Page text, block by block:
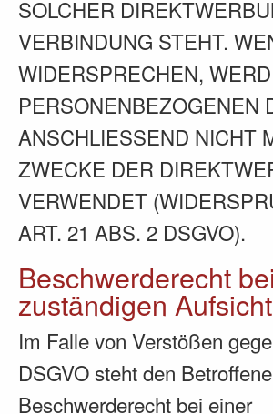
SOLCHER
VERBINDUNG STEHT.
WIDERSPRECHEN,
PERSONENBEZOGENEN
ANSCHLIESSEND NICHT
ZWECKE DER
VERWENDET
ART. 21 ABS. 2 DSGVO).
Beschwerde­recht
zuständigen
Im Falle von Verstößen
DSGVO steht den
Beschwerderecht bei einer